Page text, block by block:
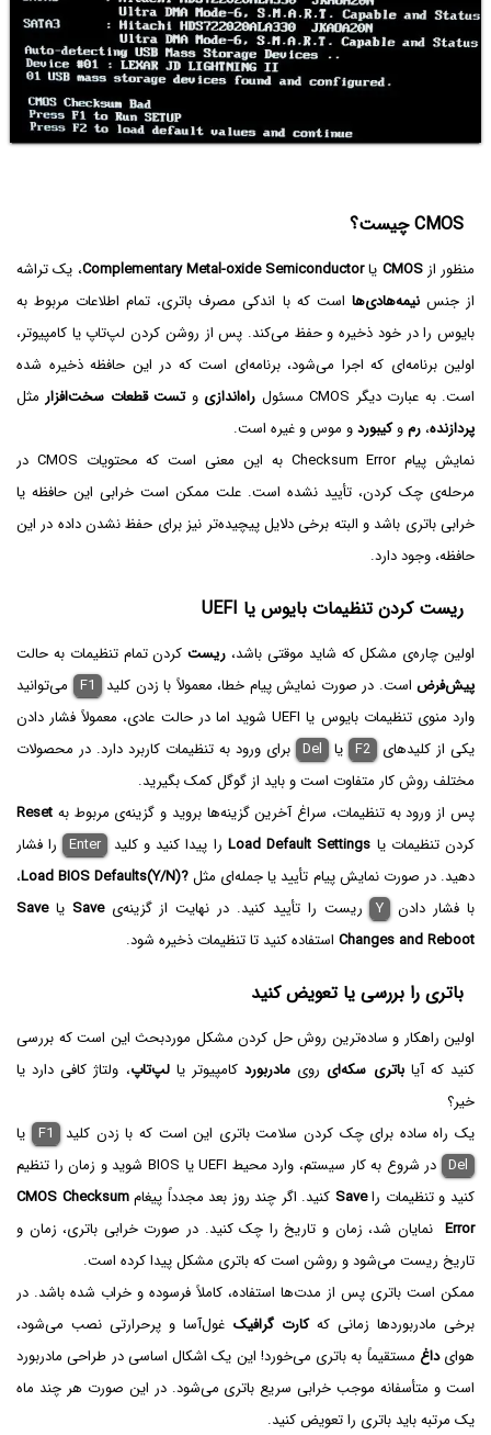
CMOS چیست؟
منظور ازCMOS یاComplementary Metal-oxide Semiconductor، یک تراشه
از جنسنیمه‌هادی‌ها است که با اندکی مصرف باتری، تمام اطلاعات مربوط به
بایوس را در خود ذخیره و حفظ می‌کند. پس از روشن کردن لپ‌تاپ یا کامپیوتر،
اولین برنامه‌ای که اجرا می‌شود، برنامه‌ای است که در این حافظه ذخیره شده
است. به عبارت دیگر CMOS مسئول
راه‌اندازی وتست قطعات سخت‌افزار مثل
پردازنده، رموکیبوردو موس و غیره است.
نمایش پیام Checksum Error به این معنی است که محتویات CMOS در
مرحله‌ی چک کردن،‌ تأیید نشده است. علت ممکن است خرابی این حافظه یا
خرابی باتری باشد و البته برخی دلایل پیچیده‌تر نیز برای حفظ نشدن داده در این
حافظه، وجود دارد.
ریست کردن تنظیمات بایوس یا UEFI
اولین چاره‌ی مشکل که شاید موقتی باشد، ریستکردن تمام تنظیمات به حالت
پیش‌فرض است. در صورت نمایش پیام خطا، معمولاً با زدن کلید F1 می‌توانید
وارد منوی تنظیمات بایوس یا UEFI شوید اما در حالت عادی، معمولاً فشار دادن
یکی از کلیدهای F2 یا Del‌ برای ورود به تنظیمات کاربرد دارد. در محصولات
مختلف روش کار متفاوت است و باید از گوگل کمک بگیرید.
پس از ورود به تنظیمات، سراغ آخرین گزینه‌ها بروید و گزینه‌ی مربوط به Reset
کردن تنظیمات یا Load Default Settings‌ را پیدا کنید و کلید Enter را فشار
دهید. در صورت نمایش پیام تأیید یا جمله‌ای مثلLoad BIOS Defaults(Y/N)?،
با فشار دادن Y ریست را تأیید کنید. در نهایت از گزینه‌یSave یاSave
Changes and Reboot استفاده کنید تا تنظیمات ذخیره شود.
باتری را بررسی یا تعویض کنید
اولین راهکار و ساده‌ترین روش حل کردن مشکل موردبحث این است که بررسی
کنید که آیاباتری سکه‌ای روی مادربوردکامپیوتر یالپ‌تاپ، ولتاژ کافی دارد یا
خیر؟
یک راه ساده برای چک کردن سلامت باتری این است که با زدن کلید F1 یا
Del
در شروع به کار سیستم، وارد محیط UEFI یا BIOS‌ شوید و زمان را تنظیم
کنید و تنظیمات راSave کنید. اگر چند روز بعد مجدداً پیغامCMOS Checksum
Error نمایان شد، زمان و تاریخ را چک کنید. در صورت خرابی باتری، زمان و
تاریخ ریست می‌شود و روشن است که باتری مشکل پیدا کرده است.
ممکن است باتری پس از مدت‌ها استفاده، کاملاً فرسوده و خراب شده باشد. در
برخی مادربوردها زمانی کهکارت گرافیک غول‌آسا و پرحرارتی نصب می‌شود،
هوایداغ مستقیماً به باتری می‌خورد! این یک اشکال اساسی در طراحی مادربورد
است و متأسفانه موجب خرابی سریع باتری می‌شود. در این صورت هر چند ماه
یک مرتبه باید باتری را تعویض کنید.